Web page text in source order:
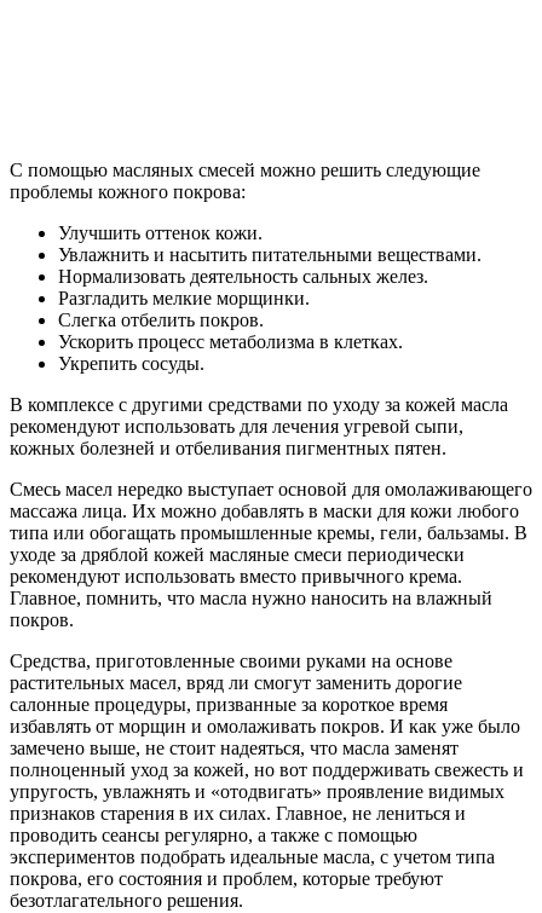
С помощью масляных смесей можно решить следующие
проблемы кожного покрова:
Улучшить оттенок кожи.
Увлажнить и насытить питательными веществами.
Нормализовать деятельность сальных желез.
Разгладить мелкие морщинки.
Слегка отбелить покров.
Ускорить процесс метаболизма в клетках.
Укрепить сосуды.
В комплексе с другими средствами по уходу за кожей масла
рекомендуют использовать для лечения угревой сыпи,
кожных болезней и отбеливания пигментных пятен.
Смесь масел нередко выступает основой для омолаживающего
массажа лица. Их можно добавлять в маски для кожи любого
типа или обогащать промышленные кремы, гели, бальзамы. В
уходе за дряблой кожей масляные смеси периодически
рекомендуют использовать вместо привычного крема.
Главное, помнить, что масла нужно наносить на влажный
покров.
Средства, приготовленные своими руками на основе
растительных масел, вряд ли смогут заменить дорогие
салонные процедуры, призванные за короткое время
избавлять от морщин и омолаживать покров. И как уже было
замечено выше, не стоит надеяться, что масла заменят
полноценный уход за кожей, но вот поддерживать свежесть и
упругость, увлажнять и «отодвигать» проявление видимых
признаков старения в их силах. Главное, не лениться и
проводить сеансы регулярно, а также с помощью
экспериментов подобрать идеальные масла, с учетом типа
покрова, его состояния и проблем, которые требуют
безотлагательного решения.